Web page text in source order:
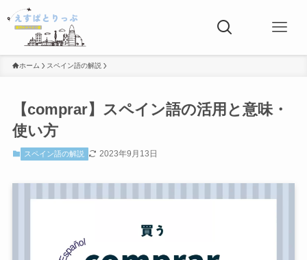
ホーム スペイン語の解説
【comprar】スペイン語の活用と意味・
使い方
スペイン語の解説 2023年9月13日